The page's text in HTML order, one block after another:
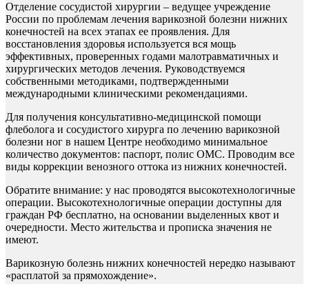
Отделение сосудистой хирургии – ведущее учреждение
России по проблемам лечения варикозной болезни нижних
конечностей на всех этапах ее проявления. Для
восстановления здоровья используется вся мощь
эффективных, проверенных годами малотравматичных и
хирургических методов лечения. Руководствуемся
собственными методиками, подтвержденными
международными клиническими рекомендациями.
Для получения консультативно-медицинской помощи
флеболога и сосудистого хирурга по лечению варикозной
болезни ног в нашем Центре необходимо минимальное
количество документов: паспорт, полис ОМС. Проводим все
виды коррекции венозного оттока из нижних конечностей.
Обратите внимание: у нас проводятся высокотехнологичные
операции. Высокотехнологичные операции доступны для
граждан РФ бесплатно, на основании выделенных квот и
очередности. Место жительства и прописка значения не
имеют.
Варикозную болезнь нижних конечностей нередко называют
«расплатой за прямохождение».